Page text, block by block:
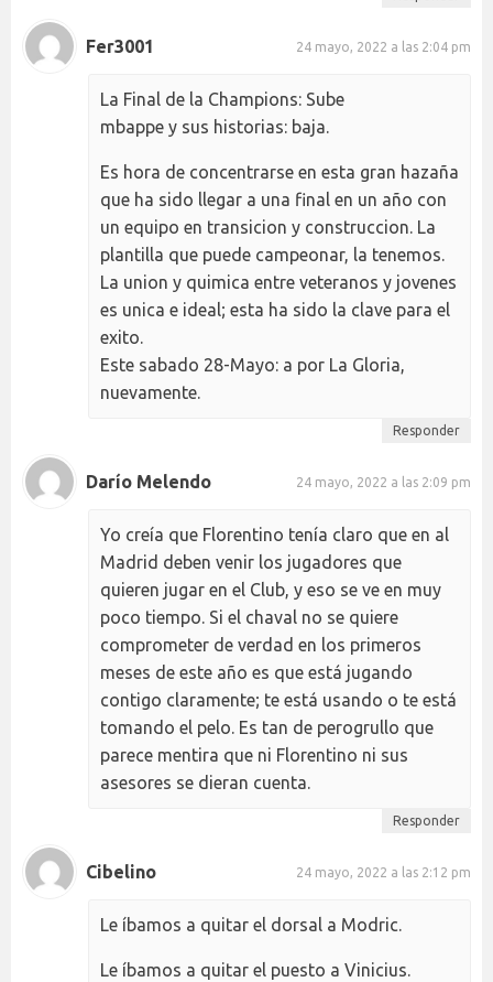
Fer3001 24 mayo, 2022 a las 2:04 pm
La Final de la Champions: Sube
mbappe y sus historias: baja.
Es hora de concentrarse en esta gran hazaña
que ha sido llegar a una final en un año con
un equipo en transicion y construccion. La
plantilla que puede campeonar, la tenemos.
La union y quimica entre veteranos y jovenes
es unica e ideal; esta ha sido la clave para el
exito.
Este sabado 28-Mayo: a por La Gloria,
nuevamente.
Responder
Darío Melendo 24 mayo, 2022 a las 2:09 pm
Yo creía que Florentino tenía claro que en al
Madrid deben venir los jugadores que
quieren jugar en el Club, y eso se ve en muy
poco tiempo. Si el chaval no se quiere
comprometer de verdad en los primeros
meses de este año es que está jugando
contigo claramente; te está usando o te está
tomando el pelo. Es tan de perogrullo que
parece mentira que ni Florentino ni sus
asesores se dieran cuenta.
Responder
Cibelino 24 mayo, 2022 a las 2:12 pm
Le íbamos a quitar el dorsal a Modric.
Le íbamos a quitar el puesto a Vinicius.